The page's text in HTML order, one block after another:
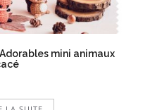
mini animaux